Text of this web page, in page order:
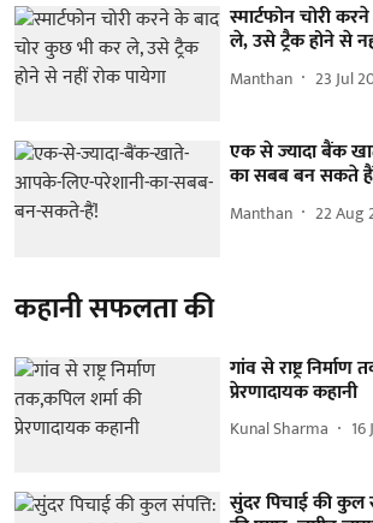
स्मार्टफोन चोरी
ले, उसे ट्रैक होने से
Manthan 23 Jul
एक से ज्यादा बैंक
का सबब बन सकते
Manthan 22 Aug
कहानी सफलता की
गांव से राष्ट्र
प्रेरणादायक कहानी
Kunal Sharma
सुंदर पिचाई की कुल